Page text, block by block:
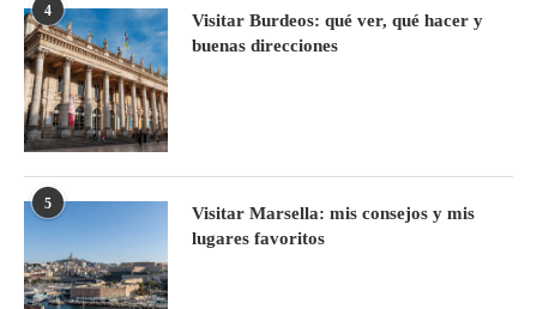
4
Visitar Burdeos: qué ver, qué hacer y
buenas direcciones
5
Visitar Marsella: mis consejos y mis
lugares favoritos